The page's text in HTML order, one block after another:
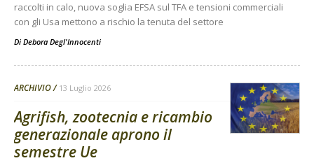
raccolti in calo, nuova soglia EFSA sul TFA e tensioni commerciali
con gli Usa mettono a rischio la tenuta del settore
Di Debora Degl'Innocenti
ARCHIVIO 13 Luglio 2026
Agrifish, zootecnia e ricambio
generazionale aprono il
semestre Ue